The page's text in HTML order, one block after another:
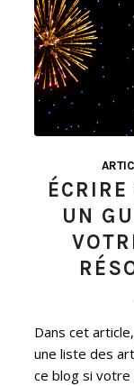
UN
Dans cet
une liste des
ce blog si